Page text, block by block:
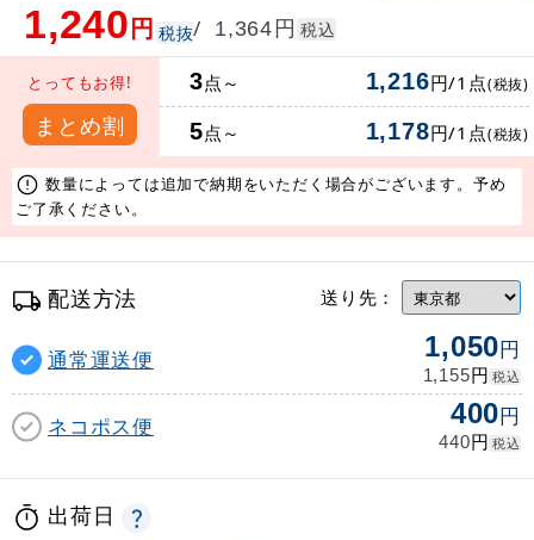
1,240円 税抜/ 1,364円 税込
とってもお得!
まとめ割
3点～ 1,216円/1点(税抜)
5点～ 1,178円/1点(税抜)
数量によっては追加で納期をいただく場合がございます。予め
ご了承ください。
配送方法 送り先：
通常運送便 1,050円
1,155円 税込
ネコポス便 400円
440円 税込
出荷日